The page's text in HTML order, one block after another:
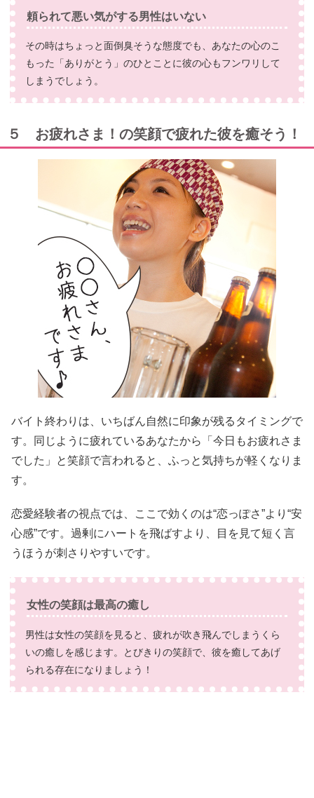
頼られて悪い気がする男性はいない
その時はちょっと面倒臭そうな態度でも、あなたの心のこ
もった「ありがとう」のひとことに彼の心もフンワリして
しまうでしょう。
５ お疲れさま！の笑顔で疲れた彼を癒そう！
バイト終わりは、いちばん自然に印象が残るタイミングで
す。同じように疲れているあなたから「今日もお疲れさま
でした」と笑顔で言われると、ふっと気持ちが軽くなりま
す。
恋愛経験者の視点では、ここで効くのは“恋っぽさ”より“安
心感”です。過剰にハートを飛ばすより、目を見て短く言
うほうが刺さりやすいです。
女性の笑顔は最高の癒し
男性は女性の笑顔を見ると、疲れが吹き飛んでしまうくら
いの癒しを感じます。とびきりの笑顔で、彼を癒してあげ
られる存在になりましょう！